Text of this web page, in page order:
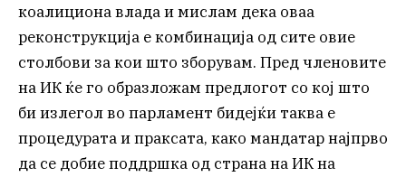
коалициона влада и мислам дека оваа
реконструкција е комбинација од сите овие
столбови за кои што зборувам. Пред членовите
на ИК ќе го образложам предлогот со кој што
би излегол во парламент бидејќи таква е
процедурата и праксата, како мандатар најпрво
да се добие поддршка од страна на ИК на